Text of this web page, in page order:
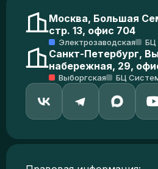
Москва, Большая
стр. 13, офис 704
Электрозаводская БЦ
Санкт-Петербург,
набережная, 29,
Выборгская БЦ